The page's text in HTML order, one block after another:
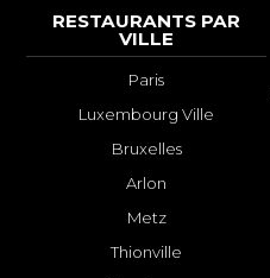
RESTAURANTS PAR
VILLE
Paris
Luxembourg Ville
Bruxelles
Arlon
Metz
Thionville